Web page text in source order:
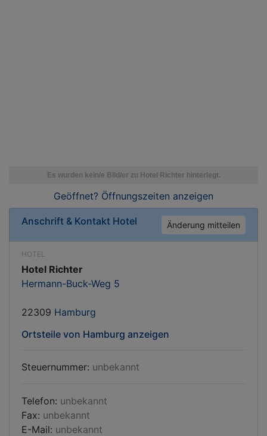
Geöffnet? Öffnungszeiten anzeigen
Anschrift & Kontakt Hotel Änderung mitteilen
HOTEL
Hotel Richter
Hermann-Buck-Weg 5
22309 Hamburg
Ortsteile von Hamburg anzeigen
Steuernummer: unbekannt
Telefon: unbekannt
Fax: unbekannt
E-Mail: unbekannt